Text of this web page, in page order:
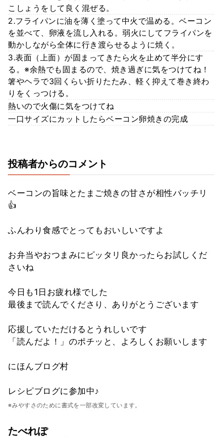
こしょうをして良く混ぜる。
2.フライパンに油を薄く塗って中火で温める。ベーコン
を並べて、卵液を流し入れる。弱火にしてフライパンを
動かしながら全体に行き渡らせるように焼く。
3.表面（上面）が固まってきたら火を止めて半分にす
る。※余熱でも固まるので、焼き過ぎに気をつけてね！
箸やヘラで3回くらい折りたたみ、軽く抑えて巻き終わ
りをくっつける。
熱いので火傷に気をつけてね
一口サイズにカットしたらベーコン卵焼きの完成
投稿者からのコメント
ベーコンの旨味とたまご焼きの甘さが相性バッチリ
👍
ふんわり食感でとってもおいしいですよ
お弁当やおつまみにピッタリ良かったらお試しくだ
さいね
今日も1日お疲れ様でした
最後まで読んでくださり、ありがとうございます
応援していただけるとうれしいです
「読んだよ！」のポチッと、よろしくお願いします
にほんブログ村
レシピブログに参加中♪
※みやすさのために書式を一部改変しています。
たべれぽ